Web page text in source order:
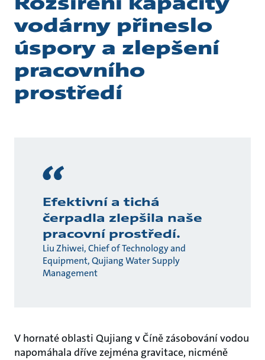
vodárny přineslo
úspory a zlepšení
pracovního
prostředí
Efektivní a tichá
čerpadla zlepšila naše
pracovní prostředí.
Liu Zhiwei, Chief of Technology and
Equipment, Qujiang Water Supply
Management
V hornaté oblasti Qujiang v Číně zásobování vodou
napomáhala dříve zejména gravitace, nicméně